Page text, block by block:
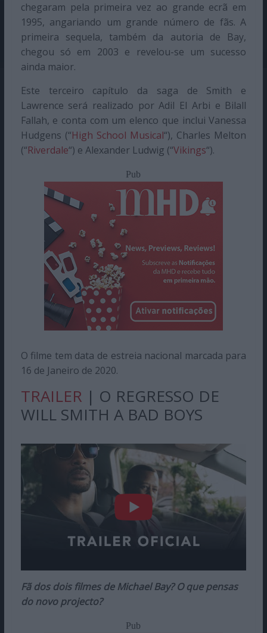
chegaram pela primeira vez ao grande ecrã em
1995, angariando um grande número de fãs. A
primeira sequela, também da autoria de Bay,
chegou só em 2003 e revelou-se um sucesso
ainda maior.
Este terceiro capítulo da saga de Smith e
Lawrence será realizado por Adil El Arbi e Bilall
Fallah, e conta com um elenco que inclui Vanessa
Hudgens (“High School Musical“), Charles Melton
(“Riverdale“) e Alexander Ludwig (“Vikings“).
Pub
O filme tem data de estreia nacional marcada para
16 de Janeiro de 2020.
TRAILER | O REGRESSO DE
WILL SMITH A BAD BOYS
Fã dos dois filmes de Michael Bay? O que pensas
do novo projecto?
Pub